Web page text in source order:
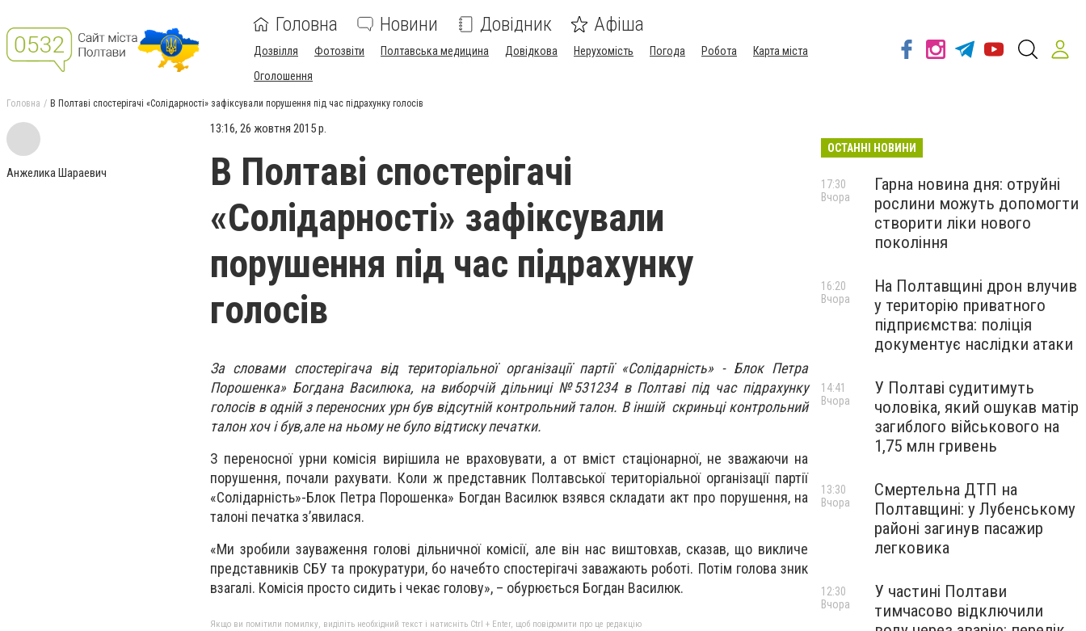
Головна Новини Довідник Афіша
Дозвілля Фотозвіти Полтавська медицина Довідкова Нерухомість Погода Робота
Карта міста
Оголошення
Головна В Полтаві спостерігачі «Солідарності» зафіксували порушення під час підрахунку голосів
Анжелика Шараевич
13:16, 26 жовтня 2015 р.
В Полтаві спостерігачі
«Солідарності» зафіксували
порушення під час підрахунку
голосів
За словами спостерігача від територіальної організації партії «Солідарність» - Блок Петра
Порошенка» Богдана Василюка, на виборчій дільниці №531234 в Полтаві під час підрахунку
голосів в одній з переносних урн був відсутній контрольний талон. В іншій скриньці контрольний
талон хоч і був,але на ньому не було відтиску печатки.
З переносної урни комісія вирішила не враховувати, а от вміст стаціонарної, не зважаючи на
порушення, почали рахувати. Коли ж представник Полтавської територіальної організації партії
«Солідарність»-Блок Петра Порошенка» Богдан Василюк взявся складати акт про порушення, на
талоні печатка з’явилася.
«Ми зробили зауваження голові дільничної комісії, але він нас виштовхав, сказав, що викличе
представників СБУ та прокуратури, бо начебто спостерігачі заважають роботі. Потім голова зник
взагалі. Комісія просто сидить і чекає голову», – обурюється Богдан Василюк.
Якщо ви помітили помилку, виділіть необхідний текст і натисніть Ctrl + Enter, щоб повідомити про це редакцію
ОСТАННІ НОВИНИ
Гарна новина дня: отруйні
рослини можуть допомогти
створити ліки нового
покоління
17:30
Вчора
На Полтавщині дрон влучив
у територію приватного
підприємства: поліція
документує наслідки атаки
16:20
Вчора
У Полтаві судитимуть
чоловіка, який ошукав матір
загиблого військового на
1,75 млн гривень
14:41
Вчора
Смертельна ДТП на
Полтавщині: у Лубенському
районі загинув пасажир
легковика
13:30
Вчора
У частині Полтави
тимчасово відключили
12:30
Вчора